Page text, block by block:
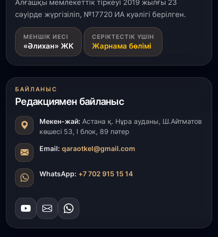
31 шілде, 2026
ҚР Президенті Орталық Азия елдеріне
ұзақмерзімді ынтымақтастық жоспарын әзірлеуді
ұсынды
«Ауыл аманаты»: Түркістанда 30,2 млрд теңгеге
4 223 жоба қаржыландырылды
31 шілде, 2026
толық ауыз сумен қамтылды
30 шілде, 2026
Түркістанда «Арыс-2» және Темір ауылының
30 шілде, 2026
Қордайлық қыз-келіншектер ұлттық нақыштағы
Алғашқы мемлекеттік тіркеуі 2019 жылғы 23
сәуірде жүргізіліп, №17720 ИА куәлігі берілген.
МЕНШІК ИЕСІ
«Әлихан» ЖК
СЕРІКТЕСТІК ҮШІН
Жарнама бөлімі
БАЙЛАНЫС
Редакциямен байланыс
Мекен-жай: Астана қ. Нұра ауданы, Ш.Айтматов
көшесі 53, І блок, 89 пәтер
Email: qaraotkel@gmail.com
WhatsApp: +7 702 915 15 14